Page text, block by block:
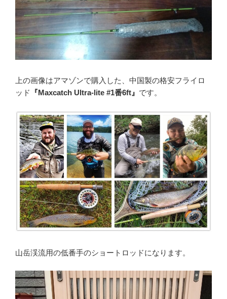
上の画像はアマゾンで購入した、中国製の格安フライロ
ッド
『Maxcatch Ultra-lite #1番6ft 』 です。
山岳渓流用の低番手のショートロッドになります。